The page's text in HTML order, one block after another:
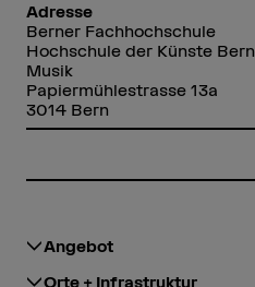
Adresse
Berner Fachhochschule
Hochschule der Künste Bern
Musik
Papiermühlestrasse 13a
3014 Bern
Angebot
Orte + Infrastruktur